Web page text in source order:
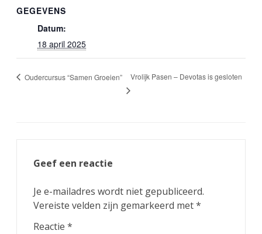
GEGEVENS
Datum:
18 april 2025
Oudercursus “Samen Groeien” Vrolijk Pasen – Devotas is gesloten
Geef een reactie
Je e-mailadres wordt niet gepubliceerd.
Vereiste velden zijn gemarkeerd met*
Reactie *